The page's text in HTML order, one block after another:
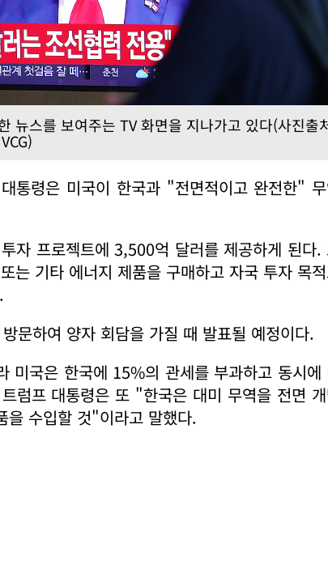
뉴스를 보여주는 TV 화면을 지나가고 있다(사진출
VCG)
통령은 미국이 한국과 "전면적이고 완전한"
자 프로젝트에 3,500억 달러를 제공하게 된다.
는 기타 에너지 제품을 구매하고 자국 투자 목
문하여 양자 회담을 가질 때 발표될 예정이다.
미국은 한국에 15%의 관세를 부과하고 동시에
럼프 대통령은 또 "한국은 대미 무역을 전면
을 수입할 것"이라고 말했다.